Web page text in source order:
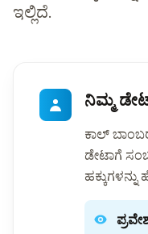
ಇಲ್ಲಿದೆ.
ನಿಮ್ಮ
ಕಾಲ್
ಡೇಟಾಗೆ
ಹಕ್ಕುಗಳನ್ನು